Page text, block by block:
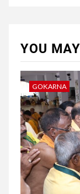
YOU
GOKARNA